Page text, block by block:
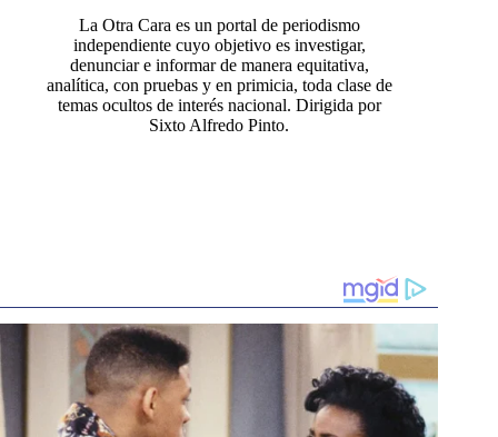
La Otra Cara es un portal de periodismo
independiente cuyo objetivo es investigar,
denunciar e informar de manera equitativa,
analítica, con pruebas y en primicia, toda clase de
temas ocultos de interés nacional. Dirigida por
Sixto Alfredo Pinto.